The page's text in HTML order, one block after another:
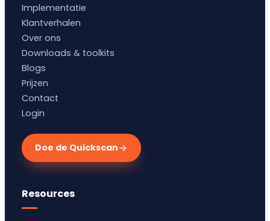
Implementatie
Klantverhalen
Over ons
Downloads & toolkits
Blogs
Prijzen
Contact
Login
Doe de Quickscan
Resources